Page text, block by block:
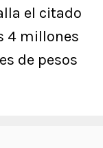
el citado
4 millones
de pesos